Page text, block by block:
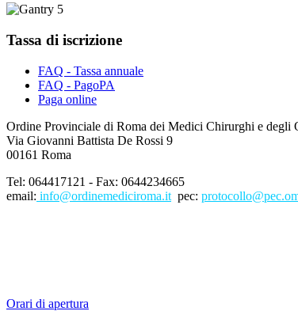
Tassa di iscrizione
FAQ - Tassa annuale
FAQ - PagoPA
Paga online
Ordine Provinciale di Roma dei Medici Chirurghi e degli
Via Giovanni Battista De Rossi 9
00161 Roma
Tel: 064417121 - Fax: 0644234665
email: info@ordinemediciroma.it pec:
Orari di apertura